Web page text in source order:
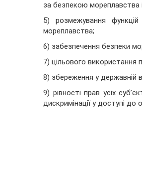
за безпекою мореплавства
5) розмежування
мореплавства;
6) забезпечення безпеки
7) цільового використання
8) збереження у державній
9) рівності прав усіх
дискримінації у доступі до